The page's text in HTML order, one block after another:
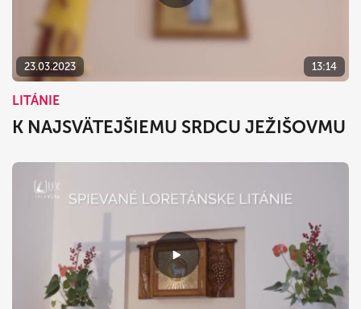
23.03.2023 13:14
LITÁNIE
K NAJSVÄTEJŠIEMU SRDCU JEŽIŠOVMU